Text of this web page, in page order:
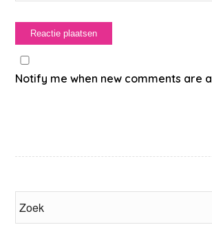
Notify me when new comments are